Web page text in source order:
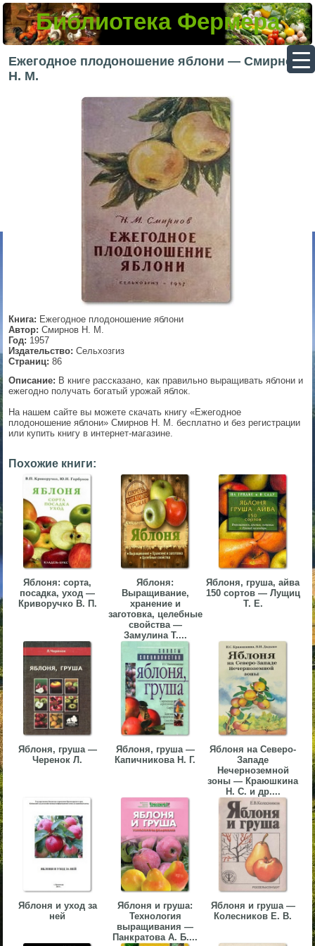
Библиотека Фермера
Ежегодное плодоношение яблони — Смирнов
Н. М.
Книга: Ежегодное плодоношение яблони
Автор: Смирнов Н. М.
Год: 1957
Издательство: Сельхозгиз
Страниц: 86
Описание: В книге рассказано, как правильно выращивать яблони и
ежегодно получать богатый урожай яблок.
На нашем сайте вы можете скачать книгу «Ежегодное
плодоношение яблони» Смирнов Н. М. бесплатно и без регистрации
или купить книгу в интернет-магазине.
Похожие книги:
Яблоня: сорта,
посадка, уход —
Криворучко В. П.
Яблоня:
Выращивание,
хранение и
заготовка, целебные
свойства —
Замулина Т....
Яблоня, груша, айва
150 сортов — Лущиц
Т. Е.
Яблоня, груша —
Черенок Л.
Яблоня, груша —
Капичникова Н. Г.
Яблоня на Северо-
Западе
Нечерноземной
зоны — Краюшкина
Н. С. и др....
Яблоня и уход за
ней
Яблоня и груша:
Технология
выращивания —
Панкратова А. Б....
Яблоня и груша —
Колесников Е. В.
▼
▼
▼
▼
▼
▼
▼